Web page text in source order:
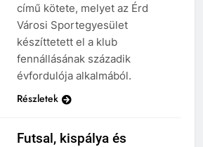
című kötete, melyet az Érd
Városi Sportegyesület
készíttetett el a klub
fennállásának századik
évfordulója alkalmából.
Részletek
Futsal, kispálya és